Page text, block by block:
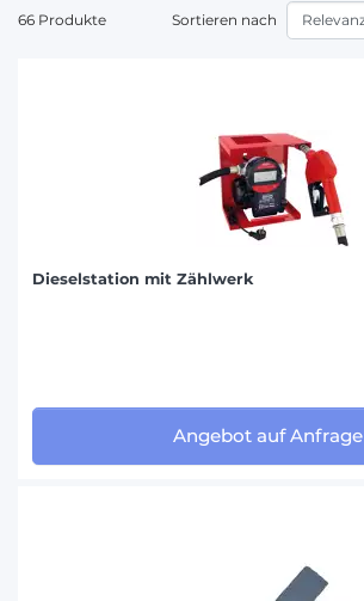
66 Produkte Sortieren nach
Dieselstation mit Zählwerk
Angebot auf Anfrage